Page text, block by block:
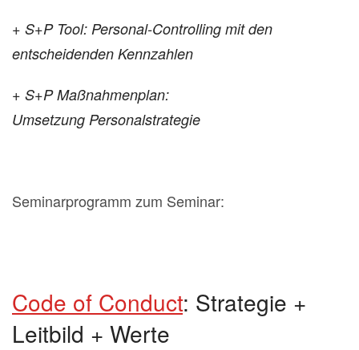
+ S+P Tool: Personal-Controlling mit den
entscheidenden Kennzahlen
+ S+P Maßnahmenplan:
Umsetzung Personalstrategie
Seminarprogramm zum Seminar:
Code of Conduct: Strategie +
Leitbild + Werte